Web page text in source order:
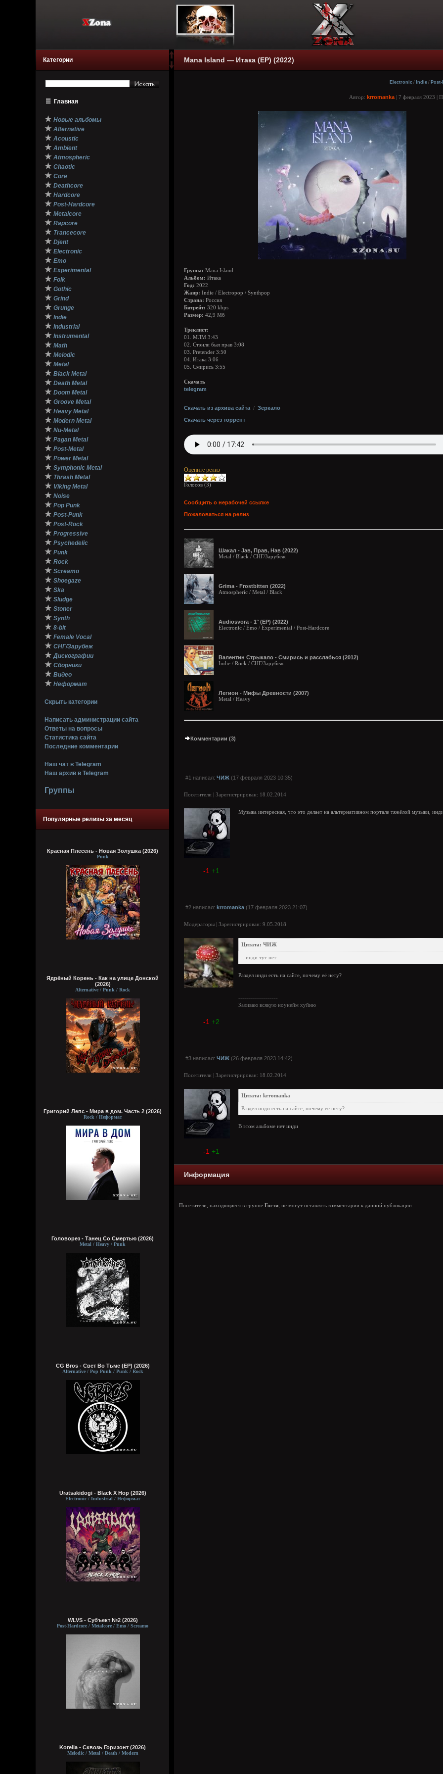
Категории
☰ Главная
★ Новые альбомы
★ Alternative
★ Acoustic
★ Ambient
★ Atmospheric
★ Chaotic
★ Core
★ Deathcore
★ Hardcore
★ Post-Hardcore
★ Metalcore
★ Rapcore
★ Trancecore
★ Djent
★ Electronic
★ Emo
★ Experimental
★ Folk
★ Gothic
★ Grind
★ Grunge
★ Indie
★ Industrial
★ Instrumental
★ Math
★ Melodic
★ Metal
★ Black Metal
★ Death Metal
★ Doom Metal
★ Groove Metal
★ Heavy Metal
★ Modern Metal
★ Nu-Metal
★ Pagan Metal
★ Post-Metal
★ Power Metal
★ Symphonic Metal
★ Thrash Metal
★ Viking Metal
★ Noise
★ Pop Punk
★ Post-Punk
★ Post-Rock
★ Progressive
★ Psychedelic
★ Punk
★ Rock
★ Screamo
★ Shoegaze
★ Ska
★ Sludge
★ Stoner
★ Synth
★ 8-bit
★ Female Vocal
★ СНГ/Зарубеж
★ Дискографии
★ Сборники
★ Видео
★ Неформат
Скрыть категории
Написать администрации сайта
Ответы на вопросы
Статистика сайта
Последние комментарии
Наш чат в Telegram
Наш архив в Telegram
Группы
Популярные релизы за месяц
Красная Плесень - Новая Золушка (2026)
Punk
Ядрёный Корень - Как на улице Донской
(2026)
Alternative / Punk / Rock
Григорий Лепс - Мира в дом. Часть 2 (2026)
Rock / Неформат
Головорез - Tанец Со Смертью (2026)
Metal / Heavy / Punk
CG Bros - Свет Во Тьме (EP) (2026)
Alternative / Pop Punk / Punk / Rock
Uratsakidogi - Black X Hop (2026)
Electronic / Industrial / Неформат
WLVS - Субъект №2 (2026)
Post-Hardcore / Metalcore / Emo / Screamo
Korella - Сквозь Горизонт (2026)
Melodic / Metal / Death / Modern
Mana Island — Итака (EP) (2022)
Electronic / Indie /
Автор: krromanka | 7 февраля 2023 |
Группа: Mana Island
Альбом: Итака
Год: 2022
Жанр: Indie / Electropop / Synthpop
Страна: Россия
Битрейт: 320 kbps
Размер: 42,9 Мб
Треклист:
01. МЛМ 3:43
02. Cтэнли был прав 3:08
03. Pretender 3:50
04. Итака 3:06
05. Смирись 3:55
Скачать
telegram
Скачать из архива сайта / Зеркало
Скачать через торрент
Оцените релиз
Голосов (3)
Сообщить о нерабочей ссылке
Пожаловаться на релиз
Шакал - Јав, Прав, Нав (2022)
Metal / Black / СНГ/Зарубеж
Grima - Frostbitten (2022)
Atmospheric / Metal / Black
Audiosvora - 1° (EP) (2022)
Electronic / Emo / Experimental / Post-Hardcore
Валентин Стрыкало - Смирись и расслабься (2012)
Indie / Rock / СНГ/Зарубеж
Легион - Мифы Древности (2007)
Metal / Heavy
Комментарии (3)
#1 написал: ЧИЖ (17 февраля 2023 10:35)
Посетители | Зарегистрирован: 18.02.2014
Музыка интересная, что это делает на альтернативном портале тяжёлой музыки,
-1 +1
#2 написал: krromanka (17 февраля 2023 21:07)
Модераторы | Зарегистрирован: 9.05.2018
Цитата: ЧИЖ
...инди тут нет
Раздел инди есть на сайте, почему её нету?
--------------------
Заливаю всякую ноунейм хуйню
-1 +2
#3 написал: ЧИЖ (26 февраля 2023 14:42)
Посетители | Зарегистрирован: 18.02.2014
Цитата: krromanka
Раздел инди есть на сайте, почему её нету?
В этом альбоме нет инди
-1 +1
Информация
Посетители, находящиеся в группе Гости , не могут оставлять комментарии к данной публикации.